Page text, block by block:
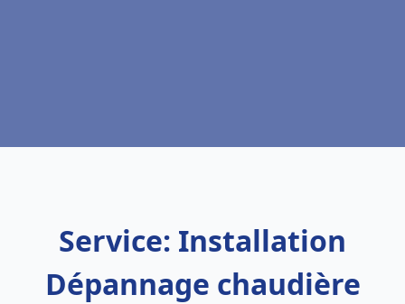
Service: Installation
Dépannage chaudière